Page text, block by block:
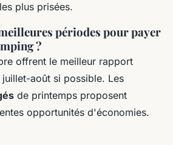
plus prisées.
périodes pour payer
?
offrent le meilleur rapport
août si possible. Les
de printemps proposent
opportunités d'économies.